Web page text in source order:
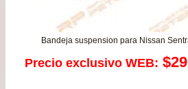
Bandeja suspension para Nissan
Precio exclusivo WEB: $